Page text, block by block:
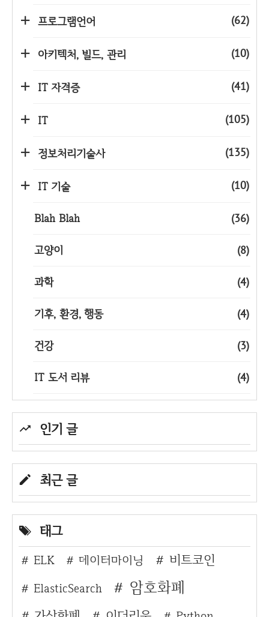
프로그램언어 (62)
아키텍처, 빌드, 관리 (10)
IT 자격증 (41)
IT (105)
정보처리기술사 (135)
IT 기술 (10)
Blah Blah (36)
고양이 (8)
과학 (4)
기후, 환경, 행동 (4)
건강 (3)
IT 도서 리뷰 (4)
인기 글
최근 글
태그
ELK 데이터마이닝 비트코인
ElasticSearch 암호화폐